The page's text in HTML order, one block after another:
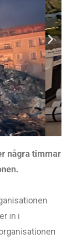
några timmar
in i